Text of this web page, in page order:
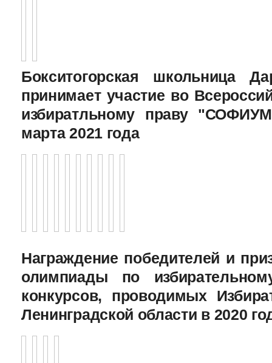
Бокситогорская школьница
принимает участие во
избиратльному праву
марта 2021 года
Награждение победителей и
олимпиады по
конкурсов, проводимых
Ленинградской области в 2020